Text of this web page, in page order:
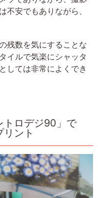
不安でもありながら、
残数を気にすることな
イルで気楽にシャッタ
しては非常によくでき
トロデジ90」で
ント